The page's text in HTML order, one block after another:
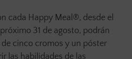
cada Happy Meal®, desde el
31 de agosto, podrán
cinco cromos y un póster
las habilidades de las